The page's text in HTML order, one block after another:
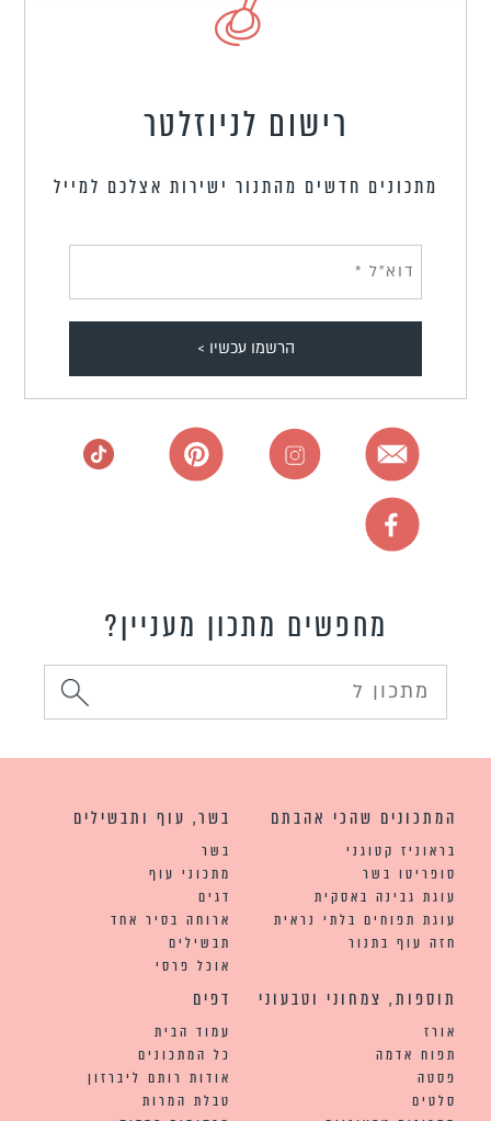
רישום לניוזלטר
מתכונים חדשים מהתנור ישירות אצלכם למייל
מחפשים מתכון מעניין?
המתכונים שהכי אהבתם
בראוניז קטוגני
סופריטו בשר
עוגת גבינה באסקית
עוגת תפוחים בלתי נראית
חזה עוף בתנור
בשר, עוף ותבשילים
בשר
מתכוני עוף
דגים
ארוחה בסיר אחד
תבשילים
אוכל פרסי
תוספות, צמחוני וטבעוני
אורז
תפוח אדמה
פסטה
סלטים
דפים
עמוד הבית
כל המתכונים
אודות רותם ליברזון
טבלת המרות